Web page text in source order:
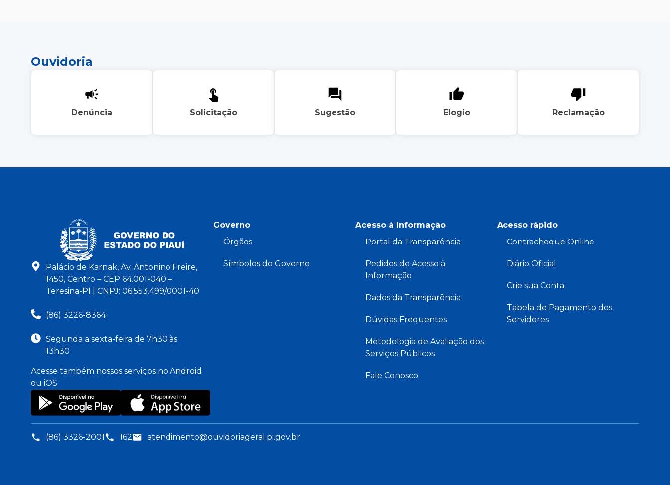
Ouvidoria
Denúncia Solicitação Sugestão Elogio Reclamação
Palácio de Karnak, Av. Antonino Freire,
1450, Centro – CEP 64.001-040 –
Teresina-PI | CNPJ: 06.553.499/0001-40
(86) 3226-8364
Segunda a sexta-feira de 7h30 às
13h30
Acesse também nossos serviços no Android
ou iOS
Governo
Órgãos
Símbolos do Governo
Acesso à Informação
Portal da Transparência
Pedidos de Acesso à
Informação
Dados da Transparência
Dúvidas Frequentes
Metodologia de Avaliação dos
Serviços Públicos
Fale Conosco
Acesso rápido
Contracheque Online
Diário Oficial
Crie sua Conta
Tabela de Pagamento dos
Servidores
(86) 3326-2001 162 atendimento@ouvidoriageral.pi.gov.br